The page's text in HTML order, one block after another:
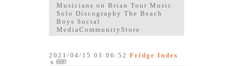
Musicians on Brian Tour Music
Solo Discography The Beach
Boys Social
MediaCommunityStore
2021/04/15 03:06:52 Fridge Index